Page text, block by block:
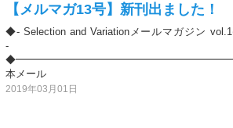
【メルマガ13号】新刊出ました！
◆- Selection and Variationメールマガジン
-
本メール
2019年03月01日